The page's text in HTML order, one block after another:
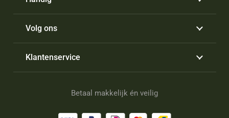
Volg ons
Klantenservice
Betaal makkelijk én veilig